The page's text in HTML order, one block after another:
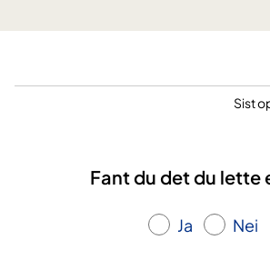
Sist
Fant du det du lette
Ja Nei